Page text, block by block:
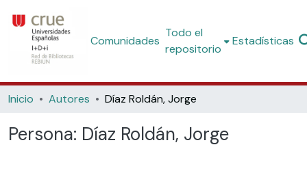
Comunidades
Todo el
repositorio
Estadísticas
Inicio Autores Díaz Roldán, Jorge
Persona: Díaz Roldán, Jorge